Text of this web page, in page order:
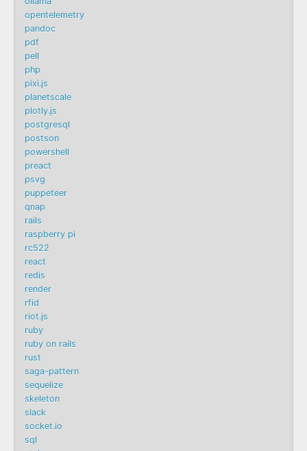
opentelemetry
pandoc
pdf
pell
php
pixi.js
planetscale
plotly.js
postgresql
postson
powershell
preact
psvg
puppeteer
qnap
rails
raspberry pi
rc522
react
redis
render
rfid
riot.js
ruby
ruby on rails
rust
saga-pattern
sequelize
skeleton
slack
socket.io
sql